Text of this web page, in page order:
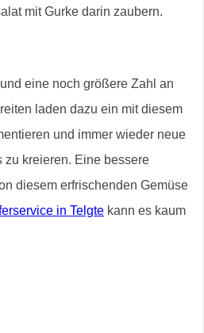
mit Gurke darin zaubern.
eine noch größere Zahl an
laden dazu ein mit diesem
und immer wieder neue
zu kreieren. Eine bessere
diesem erfrischenden Gemüse
in Telgte kann es kaum